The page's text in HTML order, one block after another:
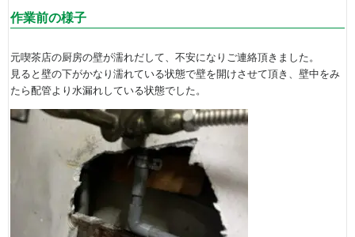
作業前の様子
元喫茶店の厨房の壁が濡れだして、不安になりご連絡頂きました。
見ると壁の下がかなり濡れている状態で壁を開けさせて頂き、壁中をみ
たら配管より水漏れしている状態でした。